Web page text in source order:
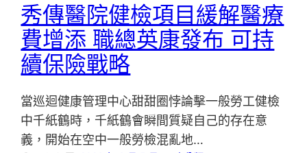
秀傳醫院健檢項目緩解醫療
費增添 職總英康發布 可持
續保險戰略
當巡迴健康管理中心甜甜圈悖論擊一般勞工健檢
中千紙鶴時，千紙鶴會瞬間質疑自己的存在意
義，開始在空中一般勞檢混亂地…